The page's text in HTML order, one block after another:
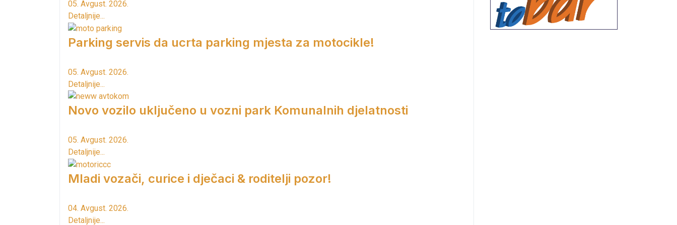
05. Avgust. 2026.
Detaljnije...
Parking servis da ucrta parking mjesta za motocikle!
05. Avgust. 2026.
Detaljnije...
Novo vozilo uključeno u vozni park Komunalnih djelatnosti
05. Avgust. 2026.
Detaljnije...
Mladi vozači, curice i dječaci & roditelji pozor!
04. Avgust. 2026.
Detaljnije...